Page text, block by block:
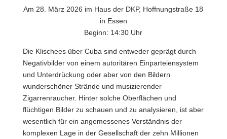
Am 28. März 2026 im Haus der DKP, Hoffnungstraße 18
in Essen
Beginn: 14:30 Uhr
Die Klischees über Cuba sind entweder geprägt durch
Negativbilder von einem autoritären Einparteiensystem
und Unterdrückung oder aber von den Bildern
wunderschöner Strände und musizierender
Zigarrenraucher. Hinter solche Oberflächen und
flüchtigen Bilder zu schauen und zu analysieren, ist aber
wesentlich für ein angemessenes Verständnis der
komplexen Lage in der Gesellschaft der zehn Millionen